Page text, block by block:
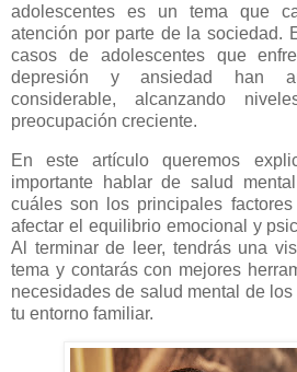
adolescentes es un tema que
atención por parte de la sociedad.
casos de adolescentes que
depresión y ansiedad han
considerable, alcanzando
preocupación creciente.
En este artículo queremos
importante hablar de salud
cuáles son los principales
afectar el equilibrio emocional y
Al terminar de leer, tendrás una
tema y contarás con mejores
necesidades de salud mental de
tu entorno familiar.